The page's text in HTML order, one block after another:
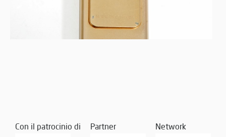
Con il patrocinio di Partner Network